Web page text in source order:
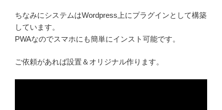
ちなみにシステムはWordpress上にプラグインとして構築
しています。
PWAなのでスマホにも簡単にインスト可能です。
ご依頼があれば設置＆オリジナル作ります。